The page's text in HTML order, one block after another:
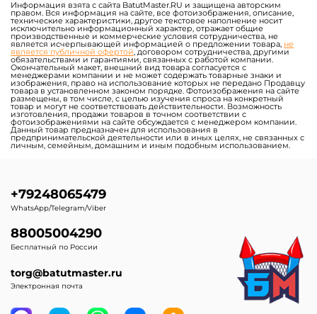
Информация взята с сайта BatutMaster.RU и защищена авторским
правом. Вся информация на сайте, все фотоизображения, описание,
технические характеристики, другое текстовое наполнение носит
исключительно информационный характер, отражает общие
производственные и коммерческие условия сотрудничества, не
является исчерпывающей информацией о предложении товара, не
является публичной офертой, договором сотрудничества, другими
обязательствами и гарантиями, связанных с работой компании.
Окончательный макет, внешний вид товара согласуется с
менеджерами компании и не может содержать товарные знаки и
изображения, право на использование которых не передано Продавцу
товара в установленном законом порядке. Фотоизображения на сайте
размещены, в том числе, с целью изучения спроса на конкретный
товар и могут не соответствовать действительности. Возможность
изготовления, продажи товаров в точном соответствии с
фотоизображениями на сайте обсуждается с менеджером компании.
Данный товар предназначен для использования в
предпринимательской деятельности или в иных целях, не связанных с
личным, семейным, домашним и иным подобным использованием.
+79248065479
WhatsApp/Telegram/Viber
88005004290
Бесплатный по России
torg@batutmaster.ru
Электронная почта